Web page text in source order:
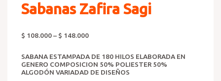
Sabanas Zafira Sagi
$ 108.000– $ 148.000
SABANA ESTAMPADA DE 180 HILOS ELABORADA EN
GENERO COMPOSICION 50% POLIESTER 50%
ALGODÓN VARIADAD DE DISEÑOS